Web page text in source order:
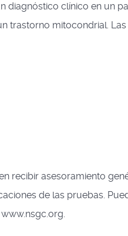
diagnóstico clínico en un
trastorno mitocondrial.
recibir asesoramiento
de las pruebas.